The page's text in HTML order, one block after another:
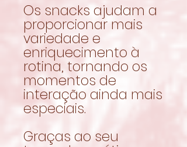
Os snacks ajudam a
proporcionar mais
variedade e
enriquecimento à
rotina, tornando os
momentos de
interação ainda mais
especiais.
Graças ao seu